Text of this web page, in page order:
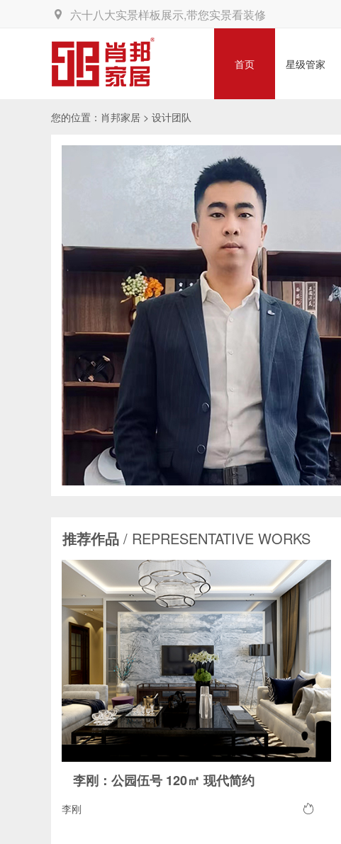
六十八大实景样板展示,带您实景看装修
首页 星级管家
您的位置： 肖邦家居 > 设计团队
推荐作品 / REPRESENTATIVE WORKS
李刚：公园伍号 120㎡ 现代简约
李刚